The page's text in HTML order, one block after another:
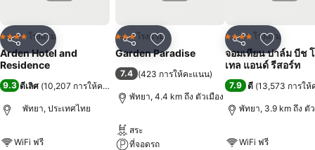
แชร์ เพิ่มในรายการโปรด
4 ดาว โรงแรม
Arden Hotel and
Residence
9.3 ดีเลิศ (10,207 การให้คะแนน
พัทยา, ประเทศไทย
WiFi ฟรี
แชร์ เพิ่มในรายการโปรด
3 ดาวโรงแรม
Garden Paradise
7.4 (423 การให้คะแนน)
พัทยา, 4.4 km ถึง ตัวเมือง
สระ
ที่จอดรถ
แชร์ เพิ่มในรา
4 ดาว โรงแรม
จอมเทียน ปาล์ม บีช
เทล แอนด์ รีสอร์ท
7.9 ดี (13,573 การให้
พัทยา, 3.9 km ถึง ตั
WiFi ฟรี